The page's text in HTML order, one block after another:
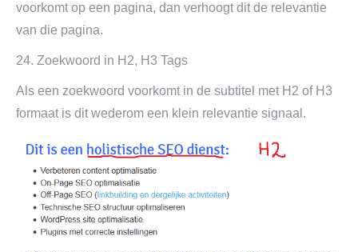
voorkomt op een pagina, dan verhoogt dit de relevantie
van die pagina.
24. Zoekwoord in H2, H3 Tags
Als een zoekwoord voorkomt in de subtitel met H2 of H3
formaat is dit wederom een klein relevantie signaal.